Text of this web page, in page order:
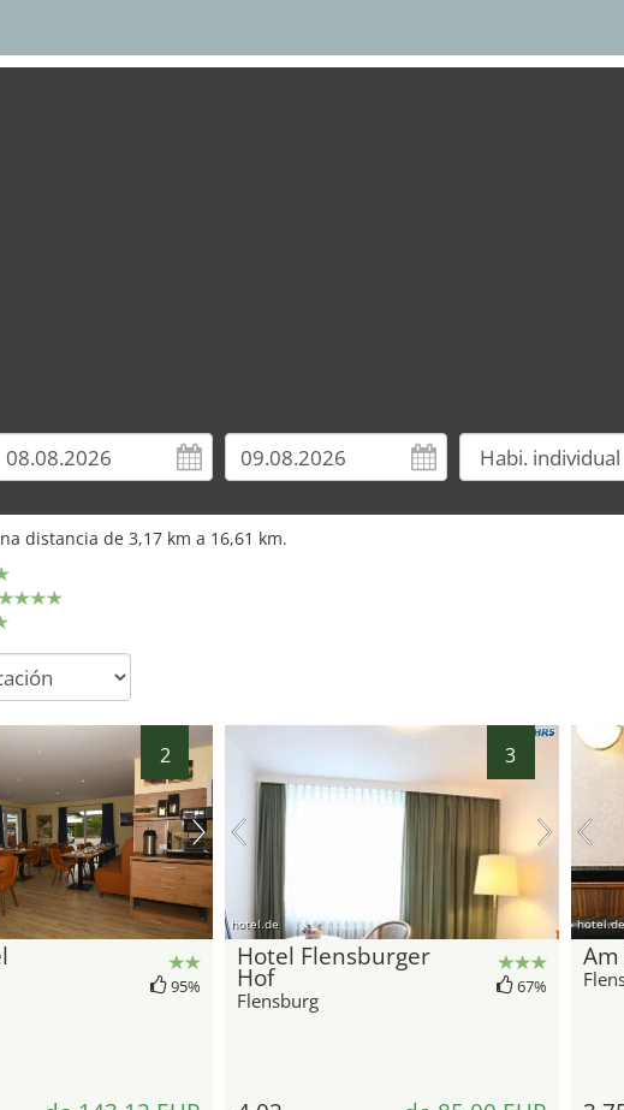
distancia de 3,17 km a 16,61 km.
2
95%
3
hotel.de
Hotel Flensburger
Hof
Flensburg
67%
hotel.de